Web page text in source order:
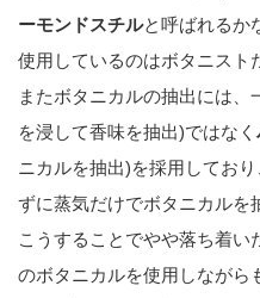
ーモンドスチルと呼ばれるか
使用しているのはボタニスト
またボタニカルの抽出には
を浸して香味を抽出)ではなく
ニカルを抽出)を採用してお
ずに蒸気だけでボタニカルを
こうすることでやや落ち着い
のボタニカルを使用しながら